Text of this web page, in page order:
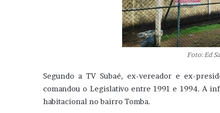
Foto: Ed
Segundo a TV Subaé, ex-vereador e ex-
comandou o Legislativo entre 1991 e 1994. A
habitacional no bairro Tomba.